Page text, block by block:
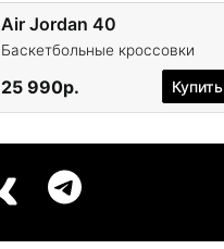
Air Jordan 40
Баскетбольные кроссовки
25 990р. Купить